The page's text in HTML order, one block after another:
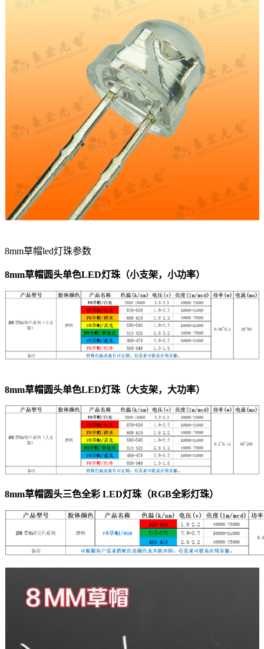
8mm草帽led灯珠参数
8mm草帽圆头单色LED灯珠（小支架，小功率）
8mm草帽圆头单色LED灯珠（大支架，大功率）
8mm草帽圆头三色全彩 LED灯珠（RGB全彩灯珠）